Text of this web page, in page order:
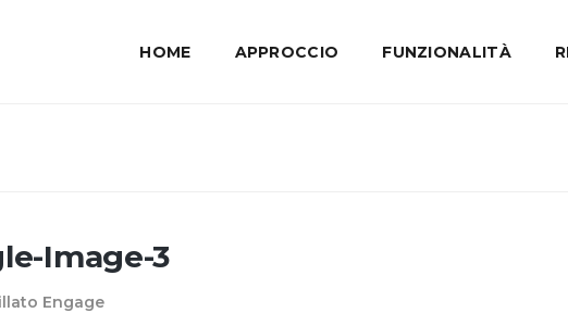
HOME APPROCCIO FUNZIONALITÀ
Image-3
Engage